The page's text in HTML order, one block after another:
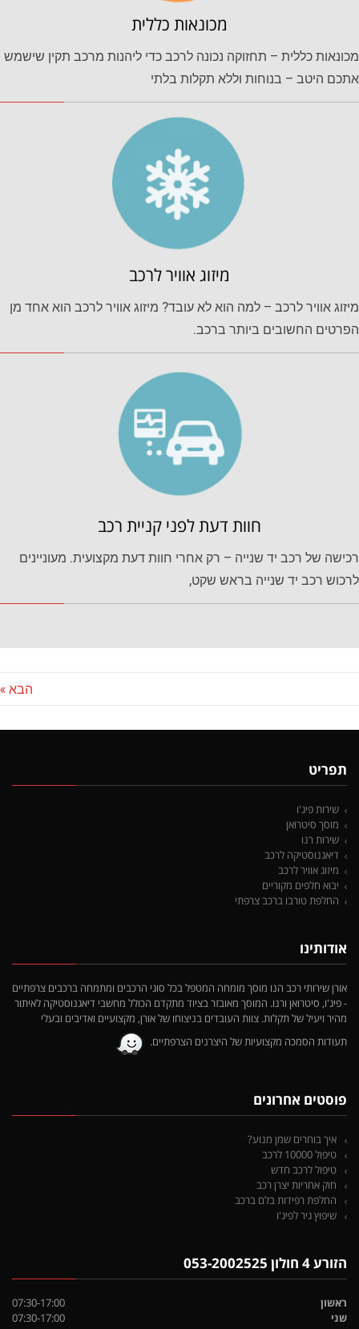
מכונאות כללית
מכונאות כללית – תחזוקה נכונה לרכב כדי ליהנות מרכב תקין שישמש
אתכם היטב – בנוחות וללא תקלות בלתי
מיזוג אוויר לרכב
מיזוג אוויר לרכב – למה הוא לא עובד? מיזוג אוויר לרכב הוא אחד מן
הפרטים החשובים ביותר ברכב.
חוות דעת לפני קניית רכב
רכישה של רכב יד שנייה – רק אחרי חוות דעת מקצועית. מעוניינים
לרכוש רכב יד שנייה בראש שקט,
הבא »
תפריט
שירות פיג'ו
מוסך סיטרואן
שירות רנו
דיאגנוסטיקה לרכב
מיזוג אוויר לרכב
יבוא חלפים מקוריים
החלפת טורבו ברכב צרפתי
אודותינו
אורן שירותי רכב הנו מוסך מומחה המטפל בכל סוגי הרכבים ומתמחה ברכבים צרפתיים
- פיג'ו, סיטרואן ורנו. המוסך מאובזר בציוד מתקדם הכולל מחשבי דיאגנוסטיקה לאיתור
מהיר ויעיל של תקלות. צוות העובדים בניצוחו של אורן, מקצועיים ואדיבים ובעלי
תעודות הסמכה מקצועיות של היצרנים הצרפתיים.
פוסטים אחרונים
איך בוחרים שמן מנוע?
טיפול 10000 לרכב
טיפול לרכב חדש
חוק אחריות יצרן רכב
החלפת רפידות בלם ברכב
שיפוץ גיר לפיג'ו
הזורע 4 חולון 053-2002525
ראשון
07:30-17:00
שני
07:30-17:00